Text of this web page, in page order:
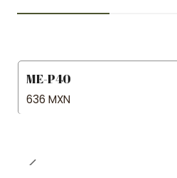
ME-P40
636 MXN